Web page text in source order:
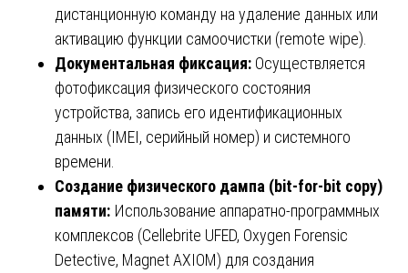
дистанционную команду на удаление данных или
активацию функции самоочистки (remote wipe).
Документальная фиксация: Осуществляется
фотофиксация физического состояния
устройства, запись его идентификационных
данных (IMEI, серийный номер) и системного
времени.
Создание физического дампа (bit-for-bit copy)
памяти: Использование аппаратно-программных
комплексов (Cellebrite UFED, Oxygen Forensic
Detective, Magnet AXIOM) для создания